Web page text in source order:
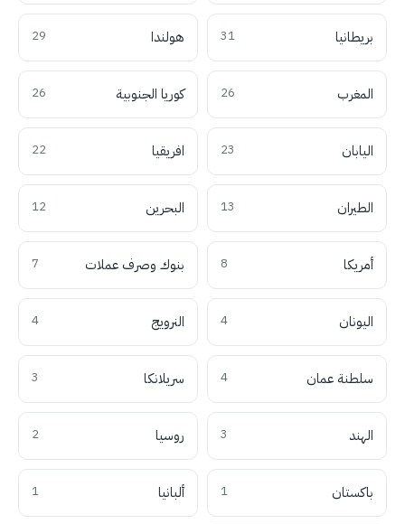
بريطانيا 31 هولندا 29
المغرب 26 كوريا الجنوبية 26
اليابان 23 افريقيا 22
الطيران 13 البحرين 12
أمريكا 8 بنوك وصرف عملات 7
اليونان 4 النرويج 4
سلطنة عمان 4 سريلانكا 3
الهند 3 روسيا 2
باكستان 1 ألبانيا 1